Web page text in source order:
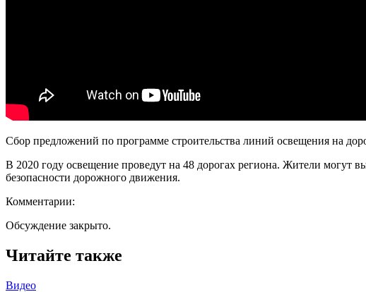
Сбор предложений по программе строительства линий освещения на
В 2020 году освещение проведут на 48 дорогах региона. Жители могут
безопасности дорожного движения.
Комментарии:
Обсуждение закрыто.
Читайте также
Видео